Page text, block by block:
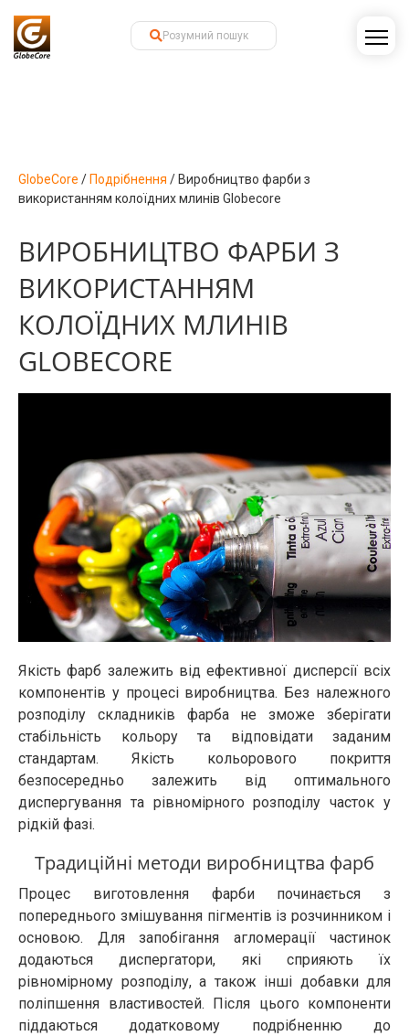
GlobeCore / Подрібнення / Виробництво фарби з
використанням колоїдних млинів Globecore
ВИРОБНИЦТВО ФАРБИ З
ВИКОРИСТАННЯМ
КОЛОЇДНИХ МЛИНІВ
GLOBECORE
Якість фарб залежить від ефективної дисперсії всіх
компонентів у процесі виробництва. Без належного
розподілу складників фарба не зможе зберігати
стабільність кольору та відповідати заданим
стандартам. Якість кольорового покриття
безпосередньо залежить від оптимального
диспергування та рівномірного розподілу часток у
рідкій фазі.
Традиційні методи виробництва фарб
Процес виготовлення фарби починається з
попереднього змішування пігментів із розчинником і
основою. Для запобігання агломерації частинок
додаються диспергатори, які сприяють їх
рівномірному розподілу, а також інші добавки для
поліпшення властивостей. Після цього компоненти
піддаються додатковому подрібненню до